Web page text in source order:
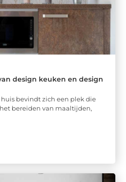
design keuken en design
bevindt zich een plek die
bereiden van maaltijden,